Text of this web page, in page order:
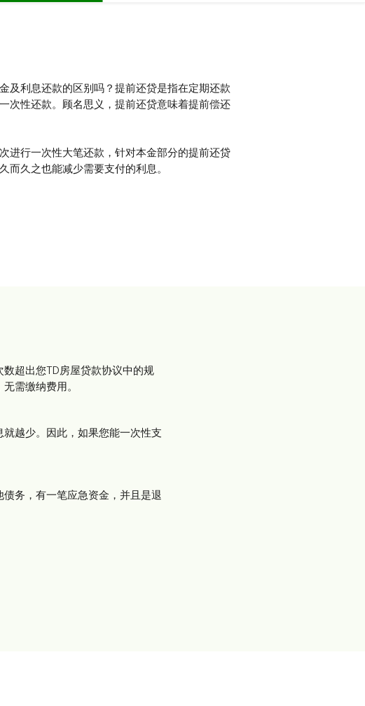
及利息还款的区别吗？提前还贷是指在定期还款
次性还款。顾名思义，提前还贷意味着提前偿还
进行一次性大笔还款，针对本金部分的提前还贷
而久之也能减少需要支付的利息。
超出您TD房屋贷款协议中的规
需缴纳费用。
越少。因此，如果您能一次性支
务，有一笔应急资金，并且是退